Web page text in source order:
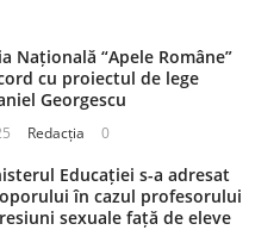
Națională “Apele Române”
cu proiectul de lege
Georgescu
Redacția 0
Educației s-a adresat
în cazul profesorului
sexuale față de eleve